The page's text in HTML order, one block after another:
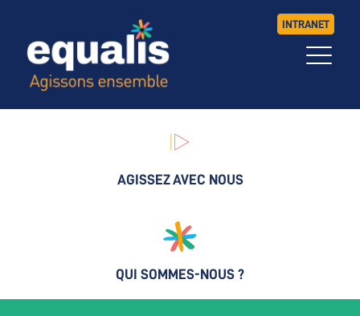
INTRANET
AGISSEZ AVEC NOUS
QUI SOMMES-NOUS ?